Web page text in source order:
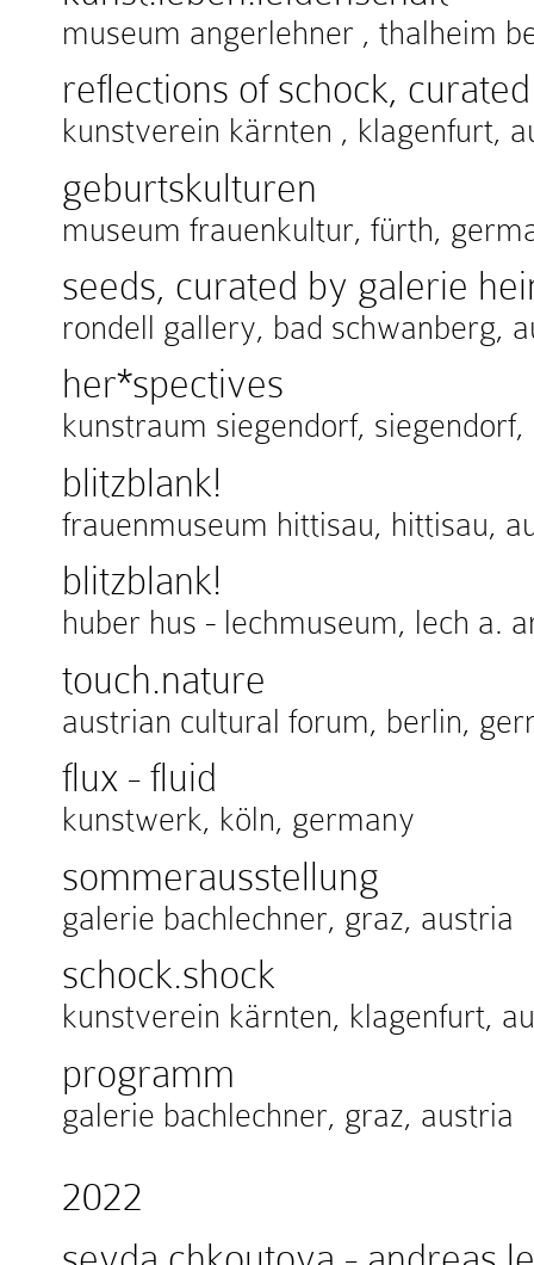
museum angerlehner , thalheim
reflections of schock,
kunstverein kärnten , klagenfurt,
geburtskulturen
museum frauenkultur, fürth,
seeds, curated by galerie
rondell gallery, bad schwanberg,
her*spectives
kunstraum siegendorf,
blitzblank!
frauenmuseum hittisau, hittisau,
blitzblank!
huber hus - lechmuseum, lech a.
touch.nature
austrian cultural forum, berlin,
flux - fluid
kunstwerk, köln, germany
sommerausstellung
galerie bachlechner, graz, austria
schock.shock
kunstverein kärnten, klagenfurt,
programm
galerie bachlechner, graz, austria
2022